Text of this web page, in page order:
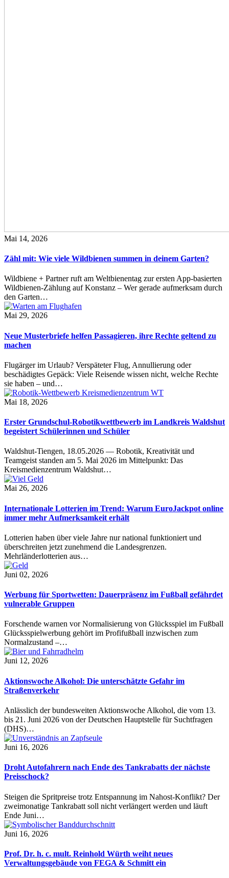
Mai 14, 2026
Zähl mit: Wie viele Wildbienen summen in deinem Garten?
Wildbiene + Partner ruft am Weltbienentag zur ersten App-basierten
Wildbienen-Zählung auf Konstanz – Wer gerade aufmerksam durch
den Garten…
Mai 29, 2026
Neue Musterbriefe helfen Passagieren, ihre Rechte geltend zu
machen
Flugärger im Urlaub? Verspäteter Flug, Annullierung oder
beschädigtes Gepäck: Viele Reisende wissen nicht, welche Rechte
sie haben – und…
Mai 18, 2026
Erster Grundschul-Robotikwettbewerb im Landkreis Waldshut
begeistert Schülerinnen und Schüler
Waldshut-Tiengen, 18.05.2026 — Robotik, Kreativität und
Teamgeist standen am 5. Mai 2026 im Mittelpunkt: Das
Kreismedienzentrum Waldshut…
Mai 26, 2026
Internationale Lotterien im Trend: Warum EuroJackpot online
immer mehr Aufmerksamkeit erhält
Lotterien haben über viele Jahre nur national funktioniert und
überschreiten jetzt zunehmend die Landesgrenzen.
Mehrländerlotterien aus…
Juni 02, 2026
Werbung für Sportwetten: Dauerpräsenz im Fußball gefährdet
vulnerable Gruppen
Forschende warnen vor Normalisierung von Glücksspiel im Fußball
Glücksspielwerbung gehört im Profifußball inzwischen zum
Normalzustand –…
Juni 12, 2026
Aktionswoche Alkohol: Die unterschätzte Gefahr im
Straßenverkehr
Anlässlich der bundesweiten Aktionswoche Alkohol, die vom 13.
bis 21. Juni 2026 von der Deutschen Hauptstelle für Suchtfragen
(DHS)…
Juni 16, 2026
Droht Autofahrern nach Ende des Tankrabatts der nächste
Preisschock?
Steigen die Spritpreise trotz Entspannung im Nahost-Konflikt? Der
zweimonatige Tankrabatt soll nicht verlängert werden und läuft
Ende Juni…
Juni 16, 2026
Prof. Dr. h. c. mult. Reinhold Würth weiht neues
Verwaltungsgebäude von FEGA & Schmitt ein